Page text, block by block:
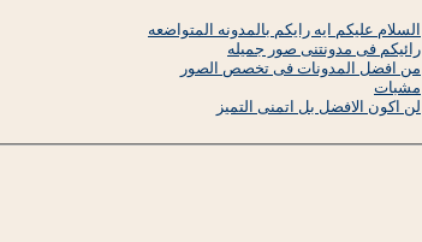
السلام عليكم ايه رايكم بالمدونه المتواضعه
رائيكم فى مدونتنى صور جميله
من افضل المدونات فى تخصص الصور
مشبات
لن اكون الافضل بل اتمنى التميز